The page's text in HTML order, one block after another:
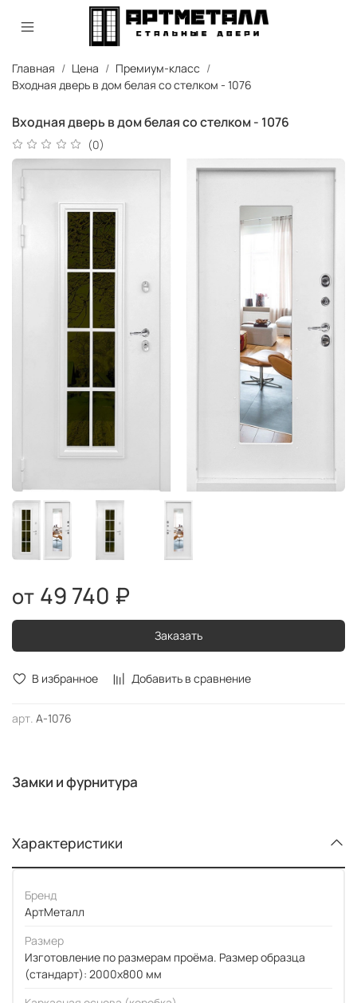
Главная Цена
Премиум-класс
Входная дверь в дом белая со стелком - 1076
Входная дверь в дом белая со стелком - 1076
(0)
В избранное Добавить в сравнение
арт. А-1076
49 740 ₽
Заказать
Замки и фурнитура
Характеристики
Бренд
АртМеталл
Размер
Изготовление по размерам проёма. Размер образца
(стандарт): 2000x800 мм